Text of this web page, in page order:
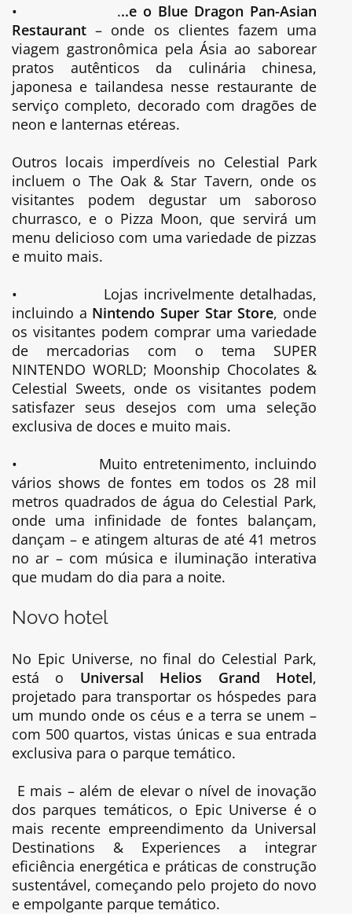
•
...e o Blue Dragon Pan-Asian
Restaurant – onde os clientes fazem uma
viagem gastronômica pela Ásia ao saborear
pratos autênticos da culinária chinesa,
japonesa e tailandesa nesse restaurante de
serviço completo, decorado com dragões de
neon e lanternas etéreas.
Outros locais imperdíveis no Celestial Park
incluem o The Oak & Star Tavern, onde os
visitantes podem degustar um saboroso
churrasco, e o Pizza Moon, que servirá um
menu delicioso com uma variedade de pizzas
e muito mais.
•
Lojas incrivelmente detalhadas,
incluindo a Nintendo Super Star Store, onde
os visitantes podem comprar uma variedade
de mercadorias com o tema SUPER
NINTENDO WORLD; Moonship Chocolates &
Celestial Sweets, onde os visitantes podem
satisfazer seus desejos com uma seleção
exclusiva de doces e muito mais.
•
Muito entretenimento, incluindo
vários shows de fontes em todos os 28 mil
metros quadrados de água do Celestial Park,
onde uma infinidade de fontes balançam,
dançam – e atingem alturas de até 41 metros
no ar – com música e iluminação interativa
que mudam do dia para a noite.
Novo hotel
No Epic Universe, no final do Celestial Park,
está o Universal Helios Grand Hotel,
projetado para transportar os hóspedes para
um mundo onde os céus e a terra se unem –
com 500 quartos, vistas únicas e sua entrada
exclusiva para o parque temático.
E mais – além de elevar o nível de inovação
dos parques temáticos, o Epic Universe é o
mais recente empreendimento da Universal
Destinations & Experiences a integrar
eficiência energética e práticas de construção
sustentável, começando pelo projeto do novo
e empolgante parque temático.